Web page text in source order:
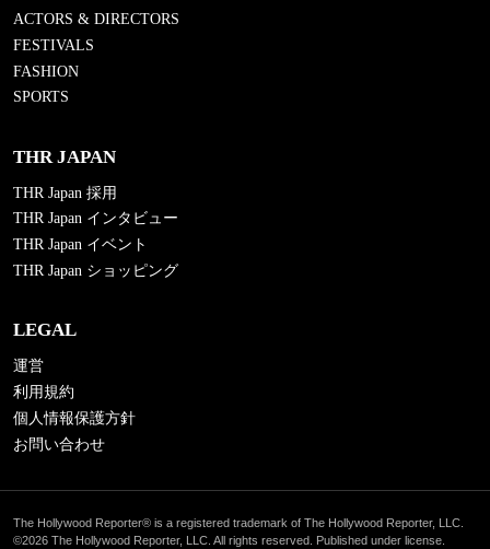
ACTORS & DIRECTORS
FESTIVALS
FASHION
SPORTS
THR JAPAN
THR Japan 採用
THR Japan インタビュー
THR Japan イベント
THR Japan ショッピング
LEGAL
運営
利用規約
個人情報保護方針
お問い合わせ
The Hollywood Reporter® is a registered trademark of The Hollywood Reporter, LLC.
©2026 The Hollywood Reporter, LLC. All rights reserved. Published under license.